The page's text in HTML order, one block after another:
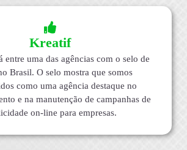
Kreatif
entre uma das agências com o selo de
Brasil. O selo mostra que somos
como uma agência destaque no
e na manutenção de campanhas de
on-line para empresas.